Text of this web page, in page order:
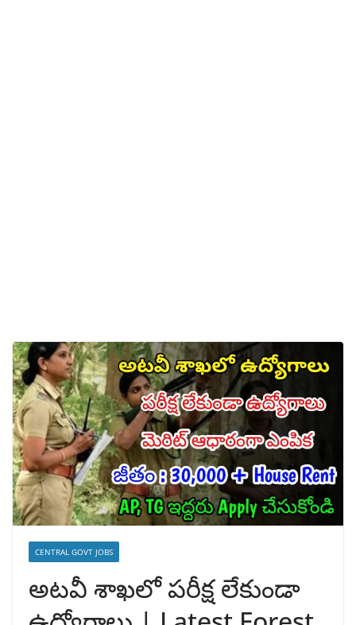
CENTRAL GOVT JOBS
అటవీ శాఖలో పరీక్ష లేకుండా